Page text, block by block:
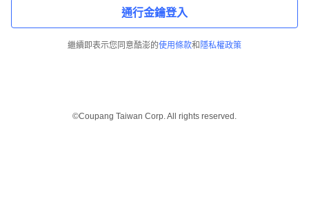
通行金鑰登入
繼續即表示您同意酷澎的使用條款和 隱私權政策
©Coupang Taiwan Corp. All rights reserved.